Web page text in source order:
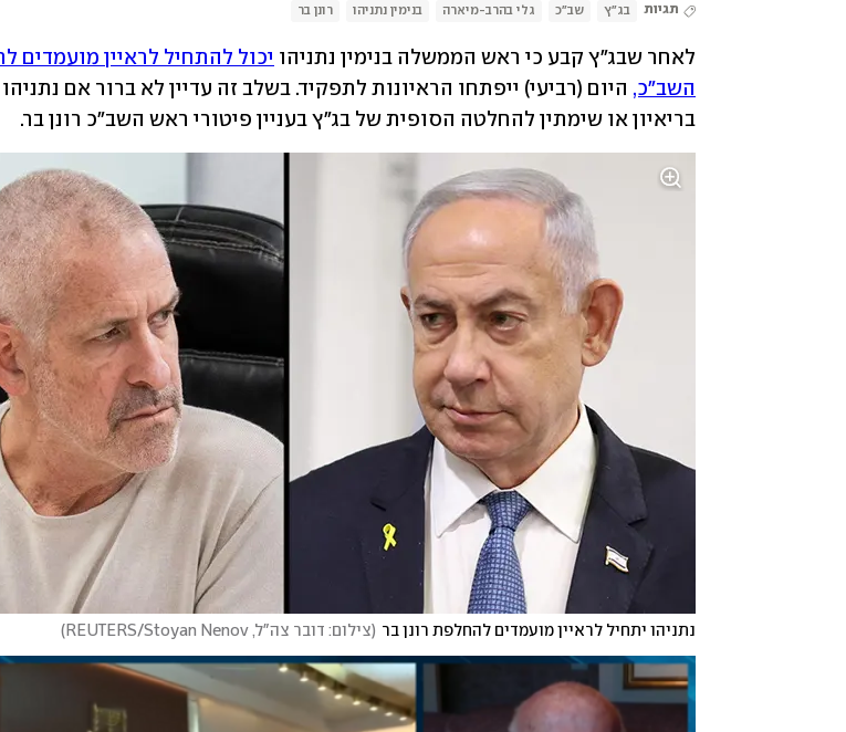
תגיות בג"ץ שב"כ גלי בהרב-מיארה בנימין נתניהו רונן בר
לאחר שבג"ץ קבע כי ראש הממשלה בנימין נתניהו
השב"כ,
בריאיון או שימתין להחלטה הסופית של בג"ץ בעניין פיטורי ראש השב"כ רונן בר.
נתניהו יתחיל לראיין מועמדים להחלפת רונן בר (צילום: דובר צה"ל, REUTERS/Stoyan Nenov )